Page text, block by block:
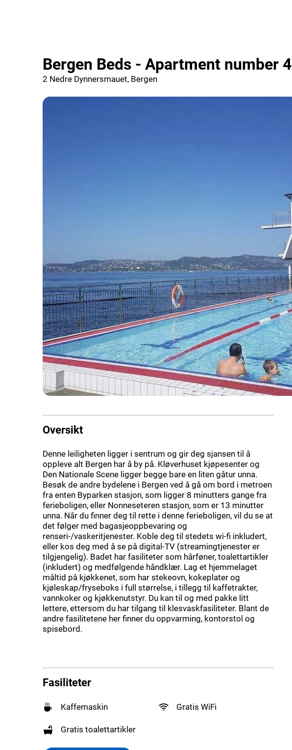
Bergen Beds - Apartment number 4
2 Nedre Dynnersmauet, Bergen
Oversikt
Denne leiligheten ligger i sentrum og gir deg sjansen til å
oppleve alt Bergen har å by på. Kløverhuset kjøpesenter og
Den Nationale Scene ligger begge bare en liten gåtur unna.
Besøk de andre bydelene i Bergen ved å gå om bord i metroen
fra enten Byparken stasjon, som ligger 8 minutters gange fra
ferieboligen, eller Nonneseteren stasjon, som er 13 minutter
unna. Når du finner deg til rette i denne ferieboligen, vil du se at
det følger med bagasjeoppbevaring og
renseri-/vaskeritjenester. Koble deg til stedets wi-fi inkludert,
eller kos deg med å se på digital-TV (streamingtjenester er
tilgjengelig). Badet har fasiliteter som hårføner, toalettartikler
(inkludert) og medfølgende håndklær. Lag et hjemmelaget
måltid på kjøkkenet, som har stekeovn, kokeplater og
kjøleskap/fryseboks i full størrelse, i tillegg til kaffetrakter,
vannkoker og kjøkkenutstyr. Du kan til og med pakke litt
lettere, ettersom du har tilgang til klesvaskfasiliteter. Blant de
andre fasilitetene her finner du oppvarming, kontorstol og
spisebord.
Fasiliteter
Kaffemaskin Gratis WiFi
Gratis toalettartikler